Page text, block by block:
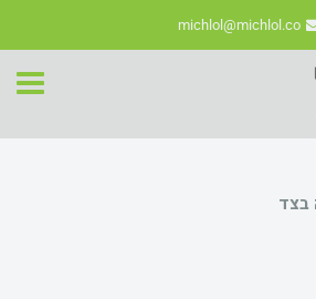
michlol@michlol.co
בצד